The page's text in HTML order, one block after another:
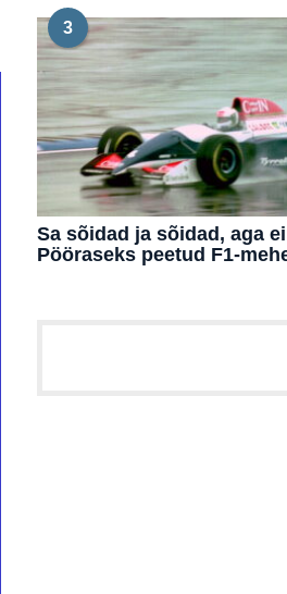
3
Sa sõidad ja sõidad, aga
Pööraseks peetud F1-